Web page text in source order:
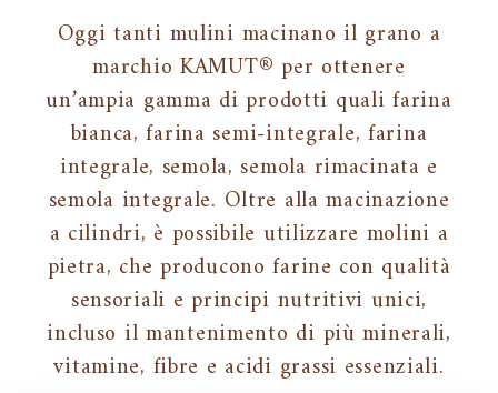
Oggi tanti mulini macinano il grano a
marchio KAMUT® per ottenere
un’ampia gamma di prodotti quali farina
bianca, farina semi-integrale, farina
integrale, semola, semola rimacinata e
semola integrale. Oltre alla macinazione
a cilindri, è possibile utilizzare molini a
pietra, che producono farine con qualità
sensoriali e principi nutritivi unici,
incluso il mantenimento di più minerali,
vitamine, fibre e acidi grassi essenziali.